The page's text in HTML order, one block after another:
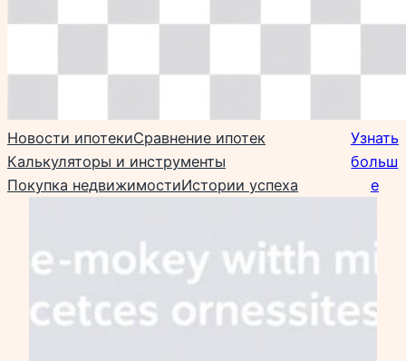
Новости ипотекиСравнение ипотек
Калькуляторы и инструменты
Покупка недвижимостиИстории успеха
Узнать
больш
е